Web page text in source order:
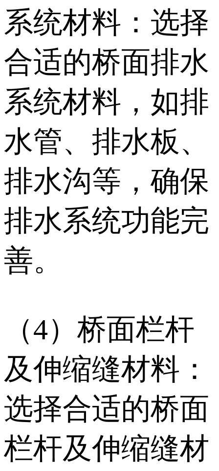
系统材料：选择
合适的桥面排水
系统材料，如排
水管、排水板、
排水沟等，确保
排水系统功能完
善。
（4）桥面栏杆
及伸缩缝材料：
选择合适的桥面
栏杆及伸缩缝材